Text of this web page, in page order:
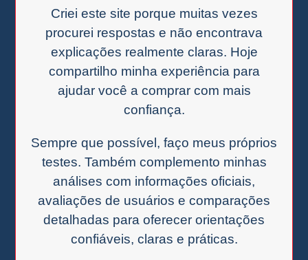
Criei este site porque muitas vezes
procurei respostas e não encontrava
explicações realmente claras. Hoje
compartilho minha experiência para
ajudar você a comprar com mais
confiança.
Sempre que possível, faço meus próprios
testes. Também complemento minhas
análises com informações oficiais,
avaliações de usuários e comparações
detalhadas para oferecer orientações
confiáveis, claras e práticas.